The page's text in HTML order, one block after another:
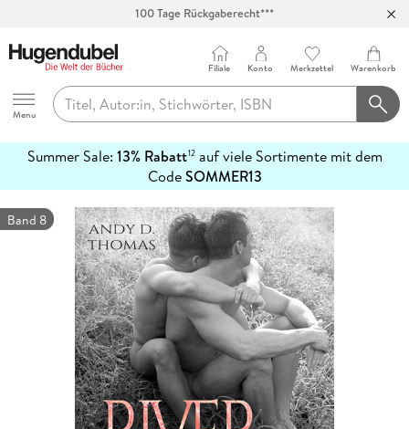
100 Tage Rückgaberecht***
Hugendubel
Menu
Filiale Konto Merkzettel Warenkorb
Summer Sale: 13% Rabatt12auf viele Sortimente mit dem
CodeSOMMER13
erfahren
Band 8